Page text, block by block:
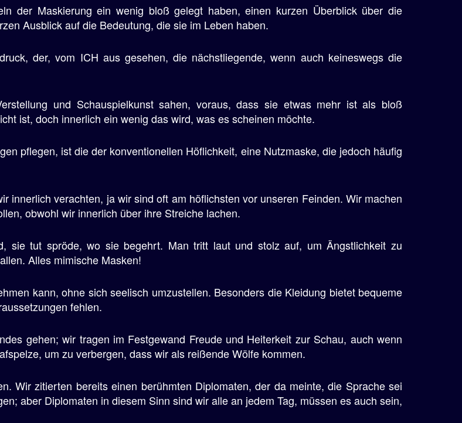
der Maskierung ein wenig bloß gelegt haben, einen kurzen Überblick über die
Ausblick auf die Bedeutung, die sie im Leben haben.
der, vom ICH aus gesehen, die nächstliegende, wenn auch keineswegs die
und Schauspielkunst sahen, voraus, dass sie etwas mehr ist als bloß
ist, doch innerlich ein wenig das wird, was es scheinen möchte.
pflegen, ist die der konventionellen Höflichkeit, eine Nutzmaske, die jedoch häufig
innerlich verachten, ja wir sind oft am höflichsten vor unseren Feinden. Wir machen
obwohl wir innerlich über ihre Streiche lachen.
sie tut spröde, wo sie begehrt. Man tritt laut und stolz auf, um Ängstlichkeit zu
Alles mimische Masken!
kann, ohne sich seelisch umzustellen. Besonders die Kleidung bietet bequeme
fehlen.
gehen; wir tragen im Festgewand Freude und Heiterkeit zur Schau, auch wenn
um zu verbergen, dass wir als reißende Wölfe kommen.
Wir zitierten bereits einen berühmten Diplomaten, der da meinte, die Sprache sei
aber Diplomaten in diesem Sinn sind wir alle an jedem Tag, müssen es auch sein,